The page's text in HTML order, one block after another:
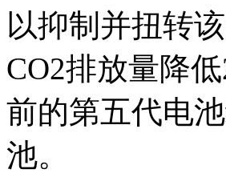
以抑制并扭转
CO2排放量降
前的第五代电
池。